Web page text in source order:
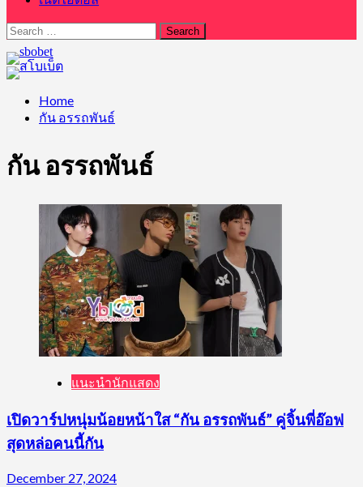
Search
for:
Home
กัน อรรถพันธ์
กัน อรรถพันธ์
แนะนำนักแสดง
เปิดวาร์ปหนุ่มน้อยหน้าใส “กัน อรรถพันธ์” คู่จิ้นพี่อ๊อฟ
สุดหล่อคนนี้กัน
December 27, 2024